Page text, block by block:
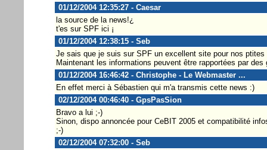
01/12/2004 12:35:27 - Caesar
la source de la news!¿
t'es sur SPF ici ¡
01/12/2004 12:38:15 - Seb
Je sais que je suis sur SPF un excellent site pour nos ptites
Maintenant les informations peuvent être rapportées par
01/12/2004 16:46:42 - Christophe - Le Webmaster ...
En effet merci à Sébastien qui m'a transmis cette news :)
02/12/2004 00:46:40 - GpsPasSion
Bravo a lui ;-)
Sinon, dispo annoncée pour CeBIT 2005 et compatibilité
;-)
02/12/2004 07:32:00 - Seb